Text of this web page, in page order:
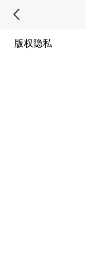
版权隐私